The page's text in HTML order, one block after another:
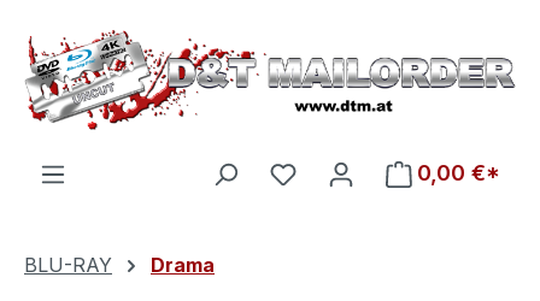
Zum Hauptinhalt springen
Du hast 0 Produkte auf
0,00 €*
BLU-RAY Drama